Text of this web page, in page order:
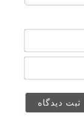
(منتشر